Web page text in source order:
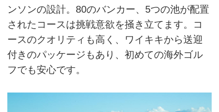
ンソンの設計。80のバンカー、5つの池が配置
されたコースは挑戦意欲を掻き立てます。コ
ースのクオリティも高く、ワイキキから送迎
付きのパッケージもあり、初めての海外ゴル
フでも安心です。